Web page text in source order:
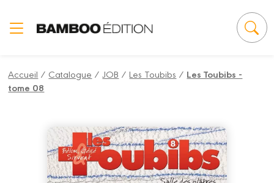
Accueil / Catalogue /JOB /Les Toubibs / Les Toubibs -
tome 08